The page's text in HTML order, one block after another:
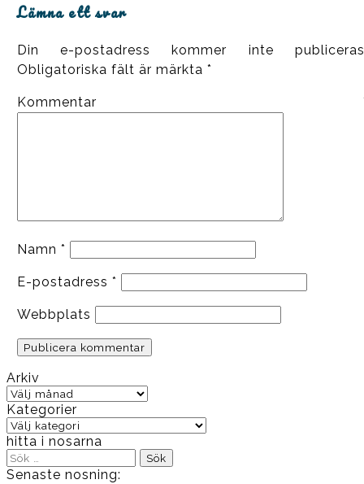
Lämna ett svar
Din e-postadress kommer inte
Obligatoriska fält är märkta *
Kommentar
Namn *
E-postadress *
Webbplats
Arkiv
Arkiv
Kategorier
Kategorier
hitta i nosarna
Sök
efter:
Senaste nosning: